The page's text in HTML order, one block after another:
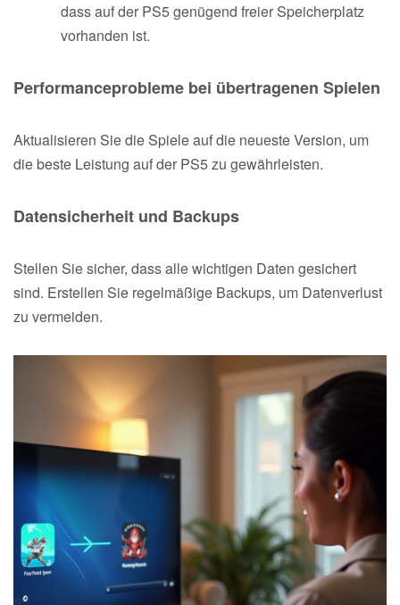
dass auf der PS5 genügend freier Speicherplatz
vorhanden ist.
Performanceprobleme bei übertragenen Spielen
Aktualisieren Sie die Spiele auf die neueste Version, um
die beste Leistung auf der PS5 zu gewährleisten.
Datensicherheit und Backups
Stellen Sie sicher, dass alle wichtigen Daten gesichert
sind. Erstellen Sie regelmäßige Backups, um Datenverlust
zu vermeiden.